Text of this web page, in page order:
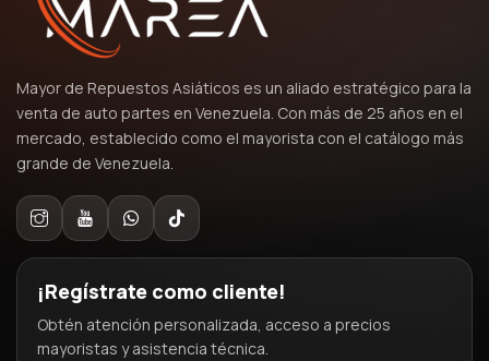
Mayor de Repuestos Asiáticos es un aliado estratégico para la
venta de auto partes en Venezuela. Con más de 25 años en el
mercado, establecido como el mayorista con el catálogo más
grande de Venezuela.
¡Regístrate como cliente!
Obtén atención personalizada, acceso a precios
mayoristas y asistencia técnica.